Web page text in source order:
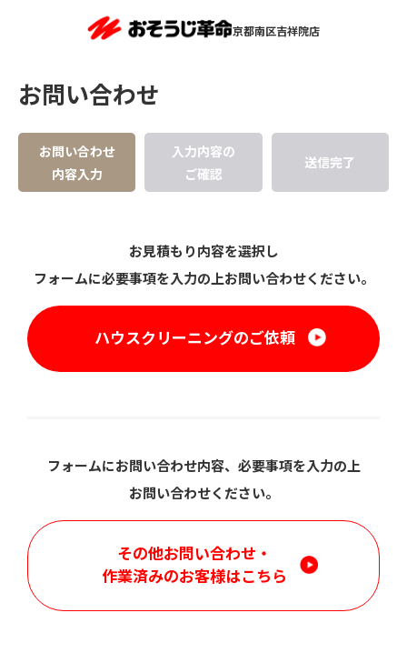
京都南区吉祥院店
お問い合わせ
お問い合わせ
内容入力
入力内容の
ご確認
送信完了
お見積もり内容を選択し
フォームに必要事項を入力の上お問い合わせください。
ハウスクリーニングのご依頼
フォームにお問い合わせ内容、必要事項を入力の上
お問い合わせください。
その他お問い合わせ・
作業済みのお客様はこちら